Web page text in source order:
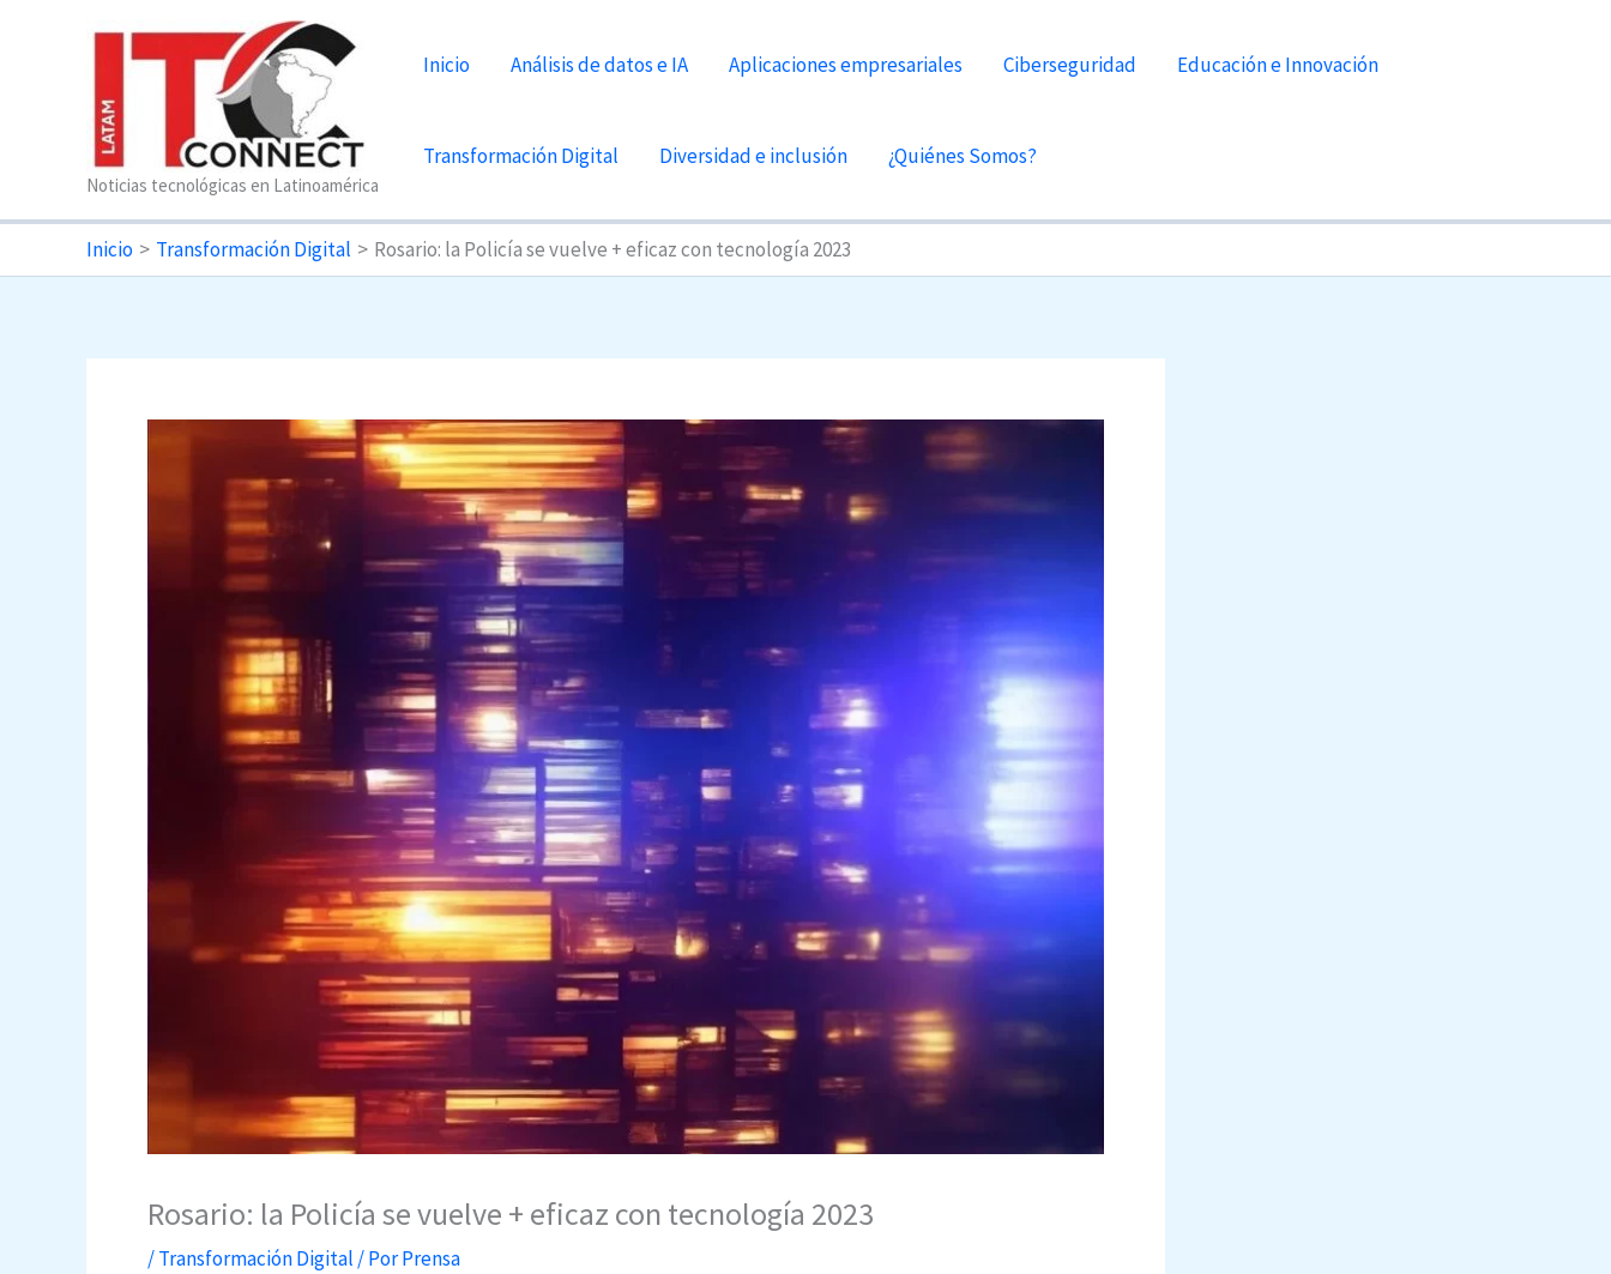
Noticias tecnológicas en Latinoamérica
Inicio Análisis de datos e IA Aplicaciones empresariales Ciberseguridad Educación e Innovación
Transformación Digital Diversidad e inclusión ¿Quiénes Somos?
Inicio Transformación Digital Rosario: la Policía se vuelve + eficaz con tecnología 2023
Rosario: la Policía se vuelve + eficaz con tecnología 2023
/Transformación Digital/ PorPrensa